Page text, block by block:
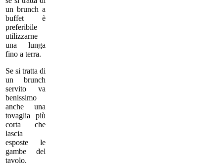
un brunch a
buffet è
preferibile
utilizzarne
una lunga
fino a terra.
Se si tratta di
un brunch
servito va
benissimo
anche una
tovaglia più
corta che
lascia
esposte le
gambe del
tavolo.